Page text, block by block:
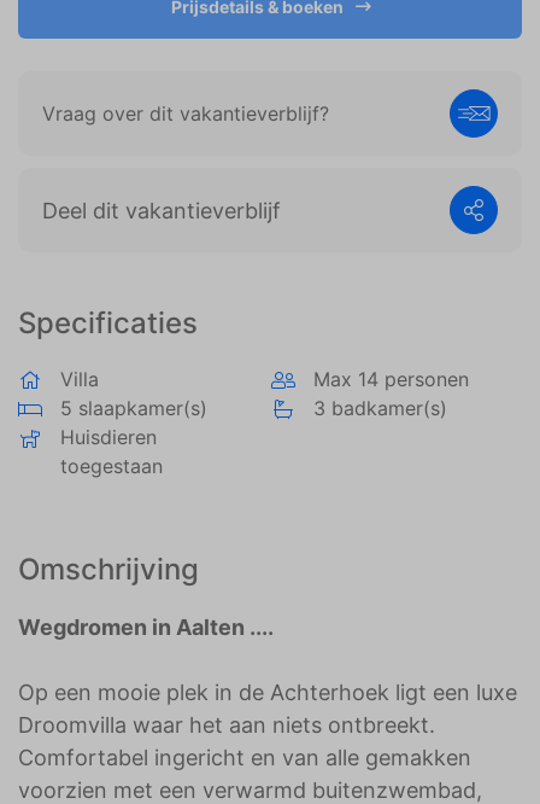
Specificaties
Villa
Max 14 personen
5 slaapkamer(s)
3 badkamer(s)
Huisdieren
toegestaan
Omschrijving
Wegdromen in Aalten ....
Op een mooie plek in de Achterhoek ligt een luxe
Droomvilla waar het aan niets ontbreekt.
Comfortabel ingericht en van alle gemakken
voorzien met een verwarmd buitenzwembad,
Prijsdetails & boeken
Vraag over dit vakantieverblijf?
Deel dit vakantieverblijf
weergeven die zijn afgestemd op en relevant zijn